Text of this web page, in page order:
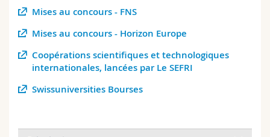
Recherche
Droit
Futurs étudiants
Etudiants
Ressources
Annuaire du personnel
Mises au concours - FNS
Mises au concours - Horizon Europe
Coopérations scientifiques et technologiques
internationales, lancées par Le SEFRI
Swissuniversities Bourses